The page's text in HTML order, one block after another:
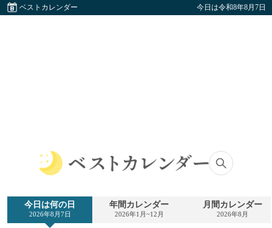
ベストカレンダー 今日は令和8年8月7日
ト
カ
今日は何の日
2026年8月7日
年間カレンダー
2026年1月~12月
月間カレンダー
2026年8月